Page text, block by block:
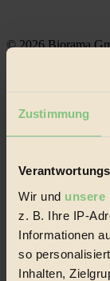
Zustimmung
Wir und unsere
z. B. Ihre IP-
Informationen
so
Inhalten,
© 2026 Biorama
Handels mit
Social Media
22.601 Fans auf
3.415 Follower auf
Folge uns auf
Themen